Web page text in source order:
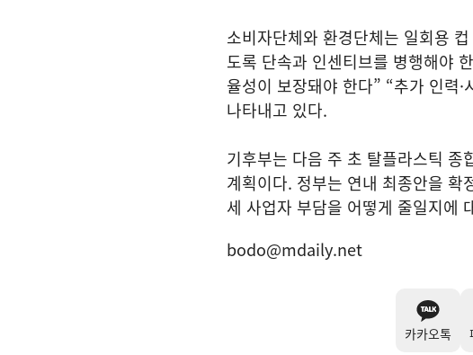
소비자단체와 환경단체는 일회용
도록 단속과 인센티브를 병행해야
율성이 보장돼야 한다” “추가 인력
나타내고 있다.
기후부는 다음 주 초 탈플라스틱
계획이다. 정부는 연내 최종안을 확
세 사업자 부담을 어떻게 줄일지에
bodo@mdaily.net
카카오톡